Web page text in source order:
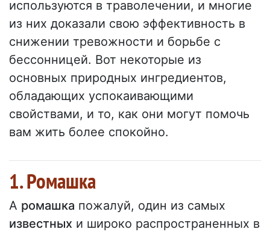
используются в траволечении, и многие
из них доказали свою эффективность в
снижении тревожности и борьбе с
бессонницей. Вот некоторые из
основных природных ингредиентов,
обладающих успокаивающими
свойствами, и то, как они могут помочь
вам жить более спокойно.
1. Ромашка
A ромашка пожалуй, один из самых
известных и широко распространенных в